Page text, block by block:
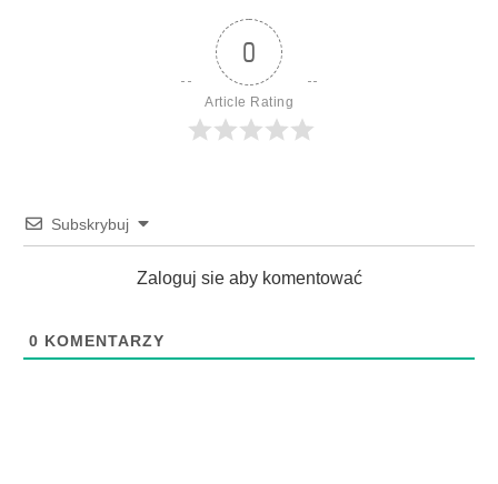
0
Article Rating
Subskrybuj
Zaloguj sie aby komentować
0 KOMENTARZY